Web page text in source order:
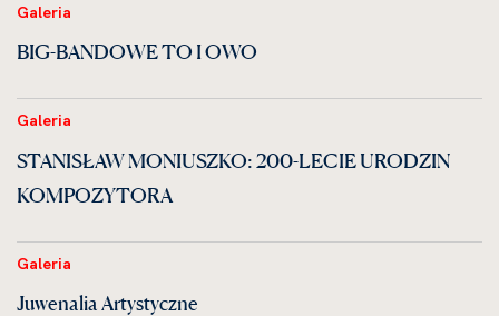
Galeria
BIG-BANDOWE TO I OWO
Galeria
STANISŁAW MONIUSZKO: 200-LECIE URODZIN
KOMPOZYTORA
Galeria
Juwenalia Artystyczne